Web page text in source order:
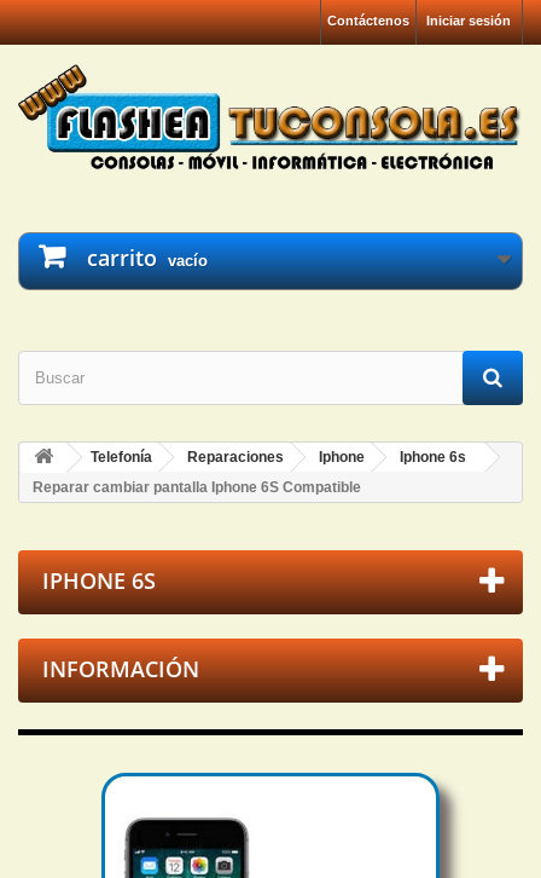
Iniciar sesión
Contáctenos
carrito vacío
Telefonía Reparaciones Iphone
Iphone 6s
Reparar cambiar pantalla Iphone 6S Compatible
IPHONE 6S
INFORMACIÓN